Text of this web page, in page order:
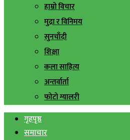
हाम्रो विचार
मुद्रा र विनिमय
सुनचाँदी
शिक्षा
कला साहित्य
अन्तर्वार्ता
फोटो ग्यालरी
गृहपृष्ठ
समाचार